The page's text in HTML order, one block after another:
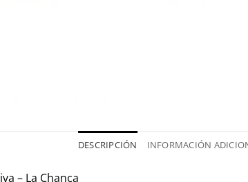
DESCRIPCIÓN INFORMACIÓN
– La Chanca